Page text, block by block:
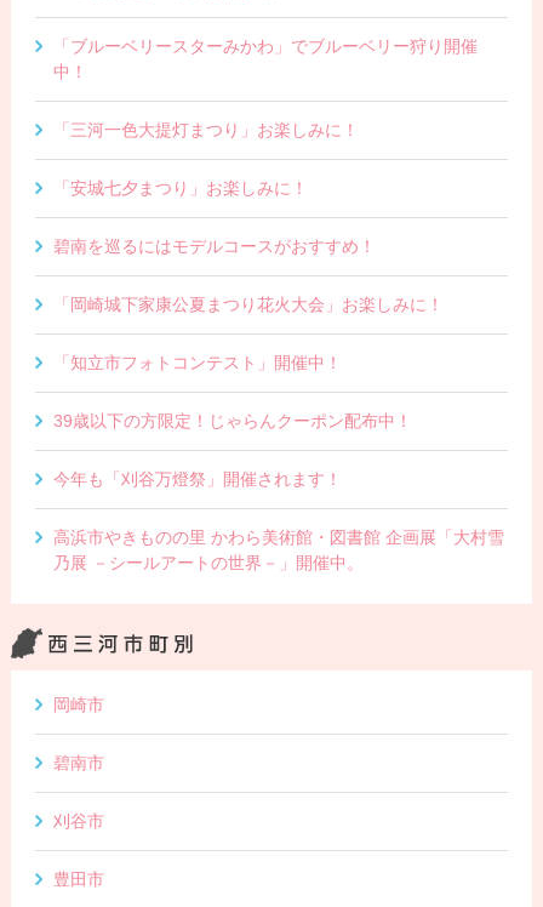
「ブルーベリースターみかわ」でブルーベリー狩り開催
中！
「三河一色大提灯まつり」お楽しみに！
「安城七夕まつり」お楽しみに！
碧南を巡るにはモデルコースがおすすめ！
「岡崎城下家康公夏まつり花火大会」お楽しみに！
「知立市フォトコンテスト」開催中！
39歳以下の方限定！じゃらんクーポン配布中！
今年も「刈谷万燈祭」開催されます！
高浜市やきものの里 かわら美術館・図書館 企画展「大村雪
乃展 －シールアートの世界－」開催中。
岡崎市
碧南市
刈谷市
豊田市